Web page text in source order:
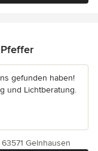
gefunden haben!
und Lichtberatung.
Gelnhausen